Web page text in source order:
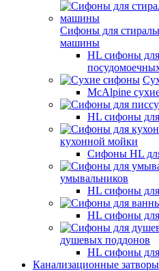
Сифоны для
машины
HL сифоны
McAlpine
HL сифоны
кухонной мойки
Сифоны HL
умывальников
HL сифоны
HL сифоны
душевых поддонов
HL сифоны
Канализационные затворы